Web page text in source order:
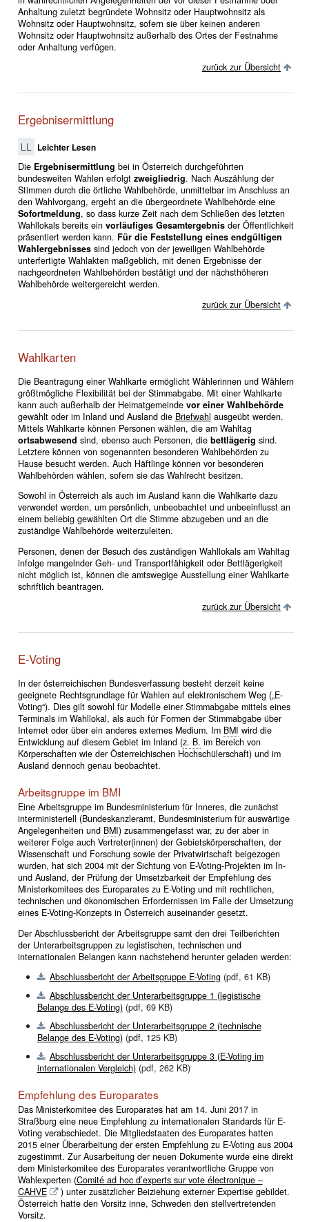
Anhaltung zuletzt begründete Wohnsitz oder Hauptwohnsitz als
Wohnsitz oder Hauptwohnsitz, sofern sie über keinen anderen
Wohnsitz oder Hauptwohnsitz außerhalb des Ortes der Festnahme
oder Anhaltung verfügen.
zurück zur Übersicht
Ergebnisermittlung
Leichter Lesen
Die Ergebnisermittlung bei in Österreich durchgeführten
bundesweiten Wahlen erfolgt zweigliedrig. Nach Auszählung der
Stimmen durch die örtliche Wahlbehörde, unmittelbar im Anschluss an
den Wahlvorgang, ergeht an die übergeordnete Wahlbehörde eine
Sofortmeldung, so dass kurze Zeit nach dem Schließen des letzten
Wahllokals bereits ein vorläufiges Gesamtergebnisder Öffentlichkeit
präsentiert werden kann. Für die Feststellung eines endgültigen
Wahlergebnissessind jedoch von der jeweiligen Wahlbehörde
unterfertigte Wahlakten maßgeblich, mit denen Ergebnisse der
nachgeordneten Wahlbehörden bestätigt und der nächsthöheren
Wahlbehörde weitergereicht werden.
zurück zur Übersicht
Wahlkarten
Die Beantragung einer Wahlkarte ermöglicht Wählerinnen und Wählern
größtmögliche Flexibilität bei der Stimmabgabe. Mit einer Wahlkarte
kann auch außerhalb der Heimatgemeinde vor einer Wahlbehörde
gewählt oder im Inland und Ausland die Briefwahl ausgeübt werden.
Mittels Wahlkarte können Personen wählen, die am Wahltag
ortsabwesend sind, ebenso auch Personen, die bettlägerig sind.
Letztere können von sogenannten besonderen Wahlbehörden zu
Hause besucht werden. Auch Häftlinge können vor besonderen
Wahlbehörden wählen, sofern sie das Wahlrecht besitzen.
Sowohl in Österreich als auch im Ausland kann die Wahlkarte dazu
verwendet werden, um persönlich, unbeobachtet und unbeeinflusst an
einem beliebig gewählten Ort die Stimme abzugeben und an die
zuständige Wahlbehörde weiterzuleiten.
Personen, denen der Besuch des zuständigen Wahllokals am Wahltag
infolge mangelnder Geh- und Transportfähigkeit oder Bettlägerigkeit
nicht möglich ist, können die amtswegige Ausstellung einer Wahlkarte
schriftlich beantragen.
zurück zur Übersicht
E-Voting
In der österreichischen Bundesverfassung besteht derzeit keine
geeignete Rechtsgrundlage für Wahlen auf elektronischem Weg („E-
Voting“). Dies gilt sowohl für Modelle einer Stimmabgabe mittels eines
Terminals im Wahllokal, als auch für Formen der Stimmabgabe über
Internet oder über ein anderes externes Medium. Im BMI wird die
Entwicklung auf diesem Gebiet im Inland (z. B. im Bereich von
Körperschaften wie der Österreichischen Hochschülerschaft) und im
Ausland dennoch genau beobachtet.
Arbeitsgruppe im BMI
Eine Arbeitsgruppe im Bundesministerium für Inneres, die zunächst
interministeriell (Bundeskanzleramt, Bundesministerium für auswärtige
Angelegenheiten und BMI) zusammengefasst war, zu der aber in
weiterer Folge auch Vertreter(innen) der Gebietskörperschaften, der
Wissenschaft und Forschung sowie der Privatwirtschaft beigezogen
wurden, hat sich 2004 mit der Sichtung von E-Voting-Projekten im In-
und Ausland, der Prüfung der Umsetzbarkeit der Empfehlung des
Ministerkomitees des Europarates zu E-Voting und mit rechtlichen,
technischen und ökonomischen Erfordernissen im Falle der Umsetzung
eines E-Voting-Konzepts in Österreich auseinander gesetzt.
Der Abschlussbericht der Arbeitsgruppe samt den drei Teilberichten
der Unterarbeitsgruppen zu legistischen, technischen und
internationalen Belangen kann nachstehend herunter geladen werden:
Abschlussbericht der Arbeitsgruppe E-Voting(pdf, 61 KB)
Abschlussbericht der Unterarbeitsgruppe 1 (legistische
Belange des E-Voting)(pdf, 69 KB)
Abschlussbericht der Unterarbeitsgruppe 2 (technische
Belange des E-Voting)(pdf, 125 KB)
Abschlussbericht der Unterarbeitsgruppe 3 (E-Voting im
internationalen Vergleich)(pdf, 262 KB)
Empfehlung des Europarates
Das Ministerkomitee des Europarates hat am 14. Juni 2017 in
Straßburg eine neue Empfehlung zu internationalen Standards für E-
Voting verabschiedet. Die Mitgliedstaaten des Europarates hatten
2015 einer Überarbeitung der ersten Empfehlung zu E-Voting aus 2004
zugestimmt. Zur Ausarbeitung der neuen Dokumente wurde eine direkt
dem Ministerkomitee des Europarates verantwortliche Gruppe von
Wahlexperten (Comité ad hoc d’experts sur vote électronique –
CAHVE
) unter zusätzlicher Beiziehung externer Expertise gebildet.
Österreich hatte den Vorsitz inne, Schweden den stellvertretenden
Vorsitz.